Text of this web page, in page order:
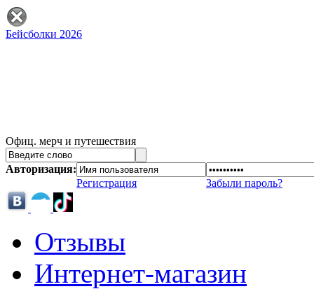
Бейсболки 2026
Офиц. мерч и путешествия
Авторизация:
Регистрация
Забыли пароль?
Отзывы
Интернет-магазин